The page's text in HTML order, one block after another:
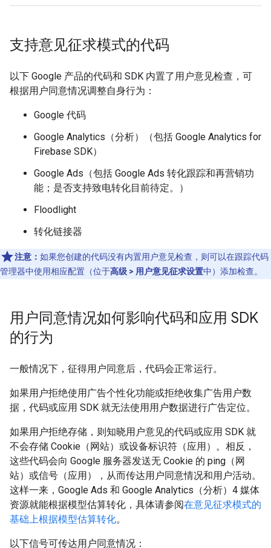
支持意见征求模式的代码
以下 Google 产品的代码和 SDK 内置了用户意见检查，可
根据用户同意情况调整自身行为：
Google 代码
Google Analytics（分析）（包括 Google Analytics for
Firebase SDK）
Google Ads（包括 Google Ads 转化跟踪和再营销功
能；是否支持致电转化目前待定。）
Floodlight
转化链接器
注意： 如果您创建的代码没有内置用户意见检查，则可以在跟踪代码
管理器中使用相应配置（位于高级 > 用户意见征求设置中）添加检查。
用户同意情况如何影响代码和应用 SDK
的行为
一般情况下，征得用户同意后，代码会正常运行。
如果用户拒绝使用广告个性化功能或拒绝收集广告用户数
据，代码或应用 SDK 就无法使用用户数据进行广告定位。
如果用户拒绝存储，则知晓用户意见的代码或应用 SDK 就
不会存储 Cookie（网站）或设备标识符（应用）。相反，
这些代码会向 Google 服务器发送无 Cookie 的 ping（网
站）或信号（应用），从而传达用户同意情况和用户活动。
这样一来，Google Ads 和 Google Analytics（分析）4 媒体
资源就能根据模型估算转化，具体请参阅在意见征求模式的
基础上根据模型估算转化。
以下信号可传达用户同意情况：